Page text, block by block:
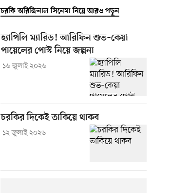
চরকি অরিজিনাল সিনেমা নিয়ে আরও পড়ুন
হ্যাপিলি ম্যারিড! আরিফিন শুভ–কেয়া
পায়েলের পোস্ট নিয়ে জল্পনা
১৬ জুলাই ২০২৬
চরকির দিকেই তাকিয়ে থাকব
১২ জুলাই ২০২৬